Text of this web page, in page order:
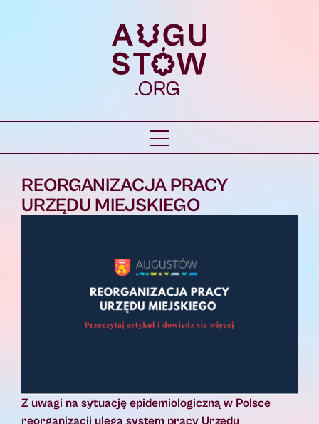
REORGANIZACJA PRACY
URZĘDU MIEJSKIEGO
Z uwagi na sytuację epidemiologiczną w Polsce